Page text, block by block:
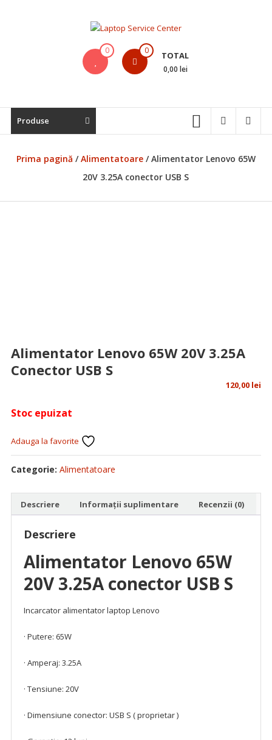
Bistrita,
Service
Laptop,
Reparatii
uri
0 0 TOTAL
0,00 lei
Produse
Prima pagină /Alimentatoare/ Alimentator Lenovo 65W
20V 3.25A conector USB S
Alimentator Lenovo 65W 20V 3.25A
Conector USB S
120,00 lei
Stoc epuizat
Adauga la favorite
Categorie: Alimentatoare
Descriere Informații suplimentare Recenzii (0)
Descriere
Alimentator Lenovo 65W
20V 3.25A conector USB S
Incarcator alimentator laptop Lenovo
· Putere: 65W
· Amperaj: 3.25A
· Tensiune: 20V
· Dimensiune conector: USB S ( proprietar )